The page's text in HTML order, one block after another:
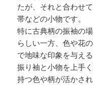
たが、それと合わせ
帯などの小物です。
特に古典柄の振袖の
らしい一方、色や花
で地味な印象を与え
振り袖と小物を上手
持つ色や柄が活かさ